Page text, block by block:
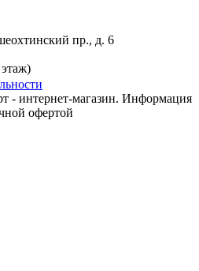
пр., д. 6
интернет-магазин. Информация
офертой